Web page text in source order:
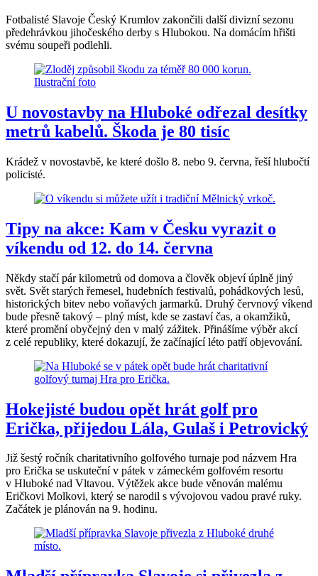
Fotbalisté Slavoje Český Krumlov zakončili další divizní sezonu
předehrávkou jihočeského derby s Hlubokou. Na domácím hřišti
svému soupeři podlehli.
U novostavby na Hluboké odřezal desítky
metrů kabelů. Škoda je 80 tisíc
Krádež v novostavbě, ke které došlo 8. nebo 9. června, řeší hlubočtí
policisté.
Tipy na akce: Kam v Česku vyrazit o
víkendu od 12. do 14. června
Někdy stačí pár kilometrů od domova a člověk objeví úplně jiný
svět. Svět starých řemesel, hudebních festivalů, pohádkových lesů,
historických bitev nebo voňavých jarmarků. Druhý červnový víkend
bude přesně takový – plný míst, kde se zastaví čas, a okamžiků,
které promění obyčejný den v malý zážitek. Přinášíme výběr akcí
z celé republiky, které dokazují, že začínající léto patří objevování.
Hokejisté budou opět hrát golf pro
Erička, přijedou Lála, Gulaš i Petrovický
Již šestý ročník charitativního golfového turnaje pod názvem Hra
pro Erička se uskuteční v pátek v zámeckém golfovém resortu
v Hluboké nad Vltavou. Výtěžek akce bude věnován malému
Eričkovi Molkovi, který se narodil s vývojovou vadou pravé ruky.
Začátek je plánován na 9. hodinu.